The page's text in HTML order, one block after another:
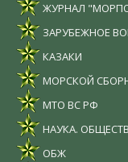
ЖУРНАЛ
ЗАРУБЕЖНОЕ
КАЗАКИ
МОРСКОЙ
МТО ВС РФ
НАУКА.
ОБЖ